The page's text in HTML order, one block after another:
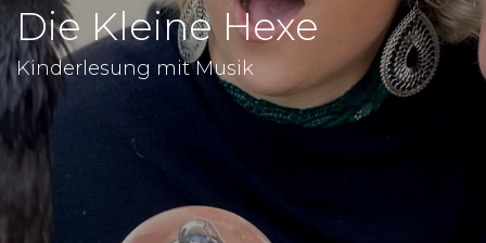
Die Kleine Hexe
Kinderlesung mit Musik